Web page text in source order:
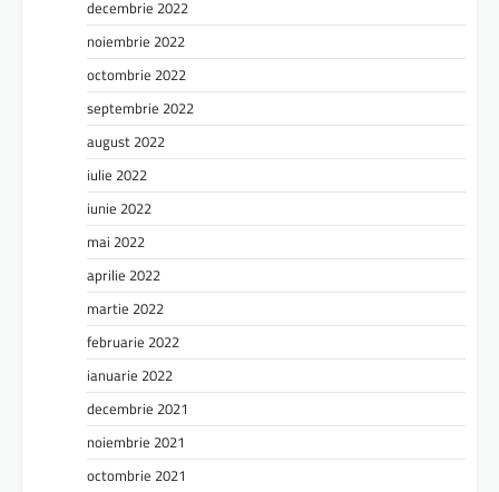
decembrie 2022
noiembrie 2022
octombrie 2022
septembrie 2022
august 2022
iulie 2022
iunie 2022
mai 2022
aprilie 2022
martie 2022
februarie 2022
ianuarie 2022
decembrie 2021
noiembrie 2021
octombrie 2021